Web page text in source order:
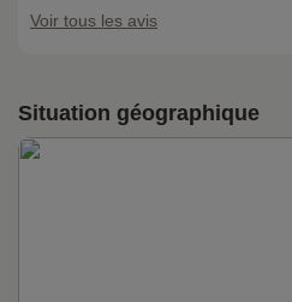
Voir tous les avis
Situation géographique